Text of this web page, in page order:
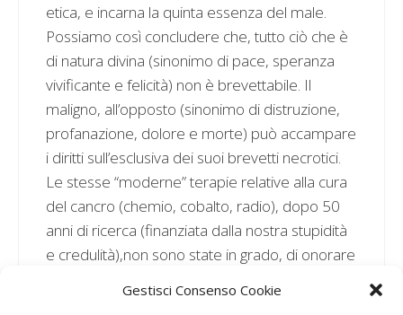
Gestisci Consenso Cookie
etica, e incarna la quinta essenza del male.
Possiamo così concludere che, tutto ciò che è
di natura divina (sinonimo di pace, speranza
vivificante e felicità) non è brevettabile. Il
maligno, all’opposto (sinonimo di distruzione,
profanazione, dolore e morte) può accampare
i diritti sull’esclusiva dei suoi brevetti necrotici.
Le stesse “moderne” terapie relative alla cura
del cancro (chemio, cobalto, radio), dopo 50
anni di ricerca (finanziata dalla nostra stupidità
e credulità),non sono state in grado, di onorare
tale subdola patologia. Diversamente e